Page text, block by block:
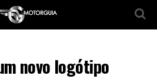
novo logótipo